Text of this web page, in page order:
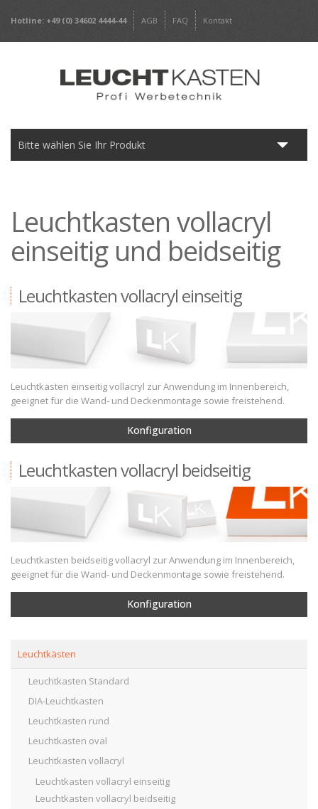
Hotline: +49 (0) 34602 4444-44 AGB FAQ Kontakt
Bitte wählen Sie Ihr Produkt
Frameless
Werbepylone
Digitaldrucke
Leuchtkasten vollacryl
einseitig und beidseitig
Leuchtkasten vollacryl einseitig
Leuchtkasten einseitig vollacryl zur Anwendung im Innenbereich,
geeignet für die Wand- und Deckenmontage sowie freistehend.
Konfiguration
Leuchtkasten vollacryl beidseitig
Leuchtkasten beidseitig vollacryl zur Anwendung im Innenbereich,
geeignet für die Wand- und Deckenmontage sowie freistehend.
Konfiguration
Leuchtkästen
Leuchtkasten Standard
DIA-Leuchtkasten
Leuchtkasten rund
Leuchtkasten oval
Leuchtkasten vollacryl
Leuchtkasten vollacryl einseitig
Leuchtkasten vollacryl beidseitig